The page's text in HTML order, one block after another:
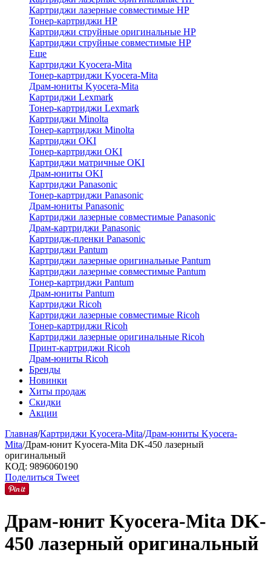
Картриджи лазерные совместимые HP
Тонер-картриджи HP
Картриджи струйные оригинальные HP
Картриджи струйные совместимые HP
Еще
Картриджи Kyocera-Mita
Тонер-картриджи Kyocera-Mita
Драм-юниты Kyocera-Mita
Картриджи Lexmark
Тонер-картриджи Lexmark
Картриджи Minolta
Тонер-картриджи Minolta
Картриджи OKI
Тонер-картриджи OKI
Картриджи матричные OKI
Драм-юниты OKI
Картриджи Panasonic
Тонер-картриджи Panasonic
Драм-юниты Panasonic
Картриджи лазерные совместимые Panasonic
Драм-картриджи Panasonic
Картридж-пленки Panasonic
Картриджи Pantum
Картриджи лазерные оригинальные Pantum
Картриджи лазерные совместимые Pantum
Тонер-картриджи Pantum
Драм-юниты Pantum
Картриджи Ricoh
Картриджи лазерные совместимые Ricoh
Тонер-картриджи Ricoh
Картриджи лазерные оригинальные Ricoh
Принт-картриджи Ricoh
Драм-юниты Ricoh
Бренды
Новинки
Хиты продаж
Скидки
Акции
Главная/Картриджи Kyocera-Mita/Драм-юниты Kyocera-
Mita/Драм-юнит Kyocera-Mita DK-450 лазерный
оригинальный
КОД: 9896060190
Поделиться Tweet
Драм-юнит Kyocera-Mita DK-
450 лазерный оригинальный